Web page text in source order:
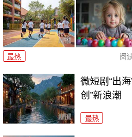
最热 阅
微短剧“出
创”新浪潮
最热